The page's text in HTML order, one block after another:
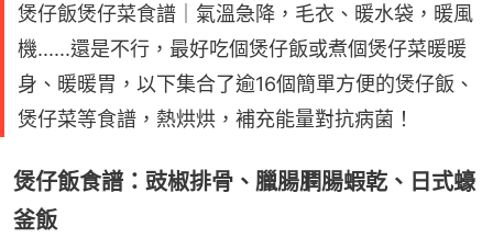
煲仔飯煲仔菜食譜｜氣溫急降，毛衣、暖水袋，暖風
機......還是不行，最好吃個煲仔飯或煮個煲仔菜暖暖
身、暖暖胃，以下集合了逾16個簡單方便的煲仔飯、
煲仔菜等食譜，熱烘烘，補充能量對抗病菌！
煲仔飯食譜：豉椒排骨、臘腸膶腸蝦乾、日式蠔
釜飯